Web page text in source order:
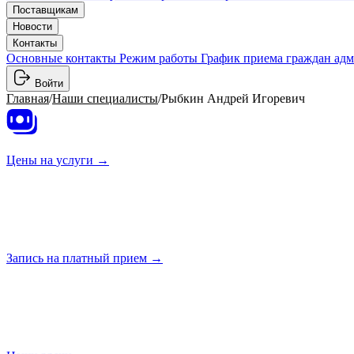
Поставщикам
Новости
Контакты
Основные контакты Режим работы График приема граждан
Войти
Главная/Наши специалисты/Рыбкин Андрей Игоревич
Цены на услуги →
Запись на платный прием →